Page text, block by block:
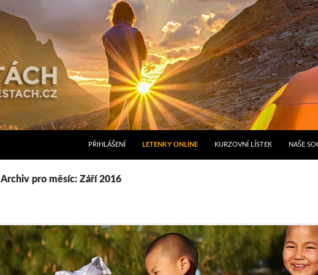
PŘIHLÁŠENÍ LETENKY ONLINE KURZOVNÍ LÍSTEK NAŠE
Archiv pro měsíc: Září 2016